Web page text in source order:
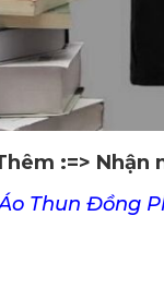
:=> Nhận
Thun Đồng